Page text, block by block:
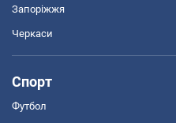
Запоріжжя
Черкаси
Спорт
Футбол